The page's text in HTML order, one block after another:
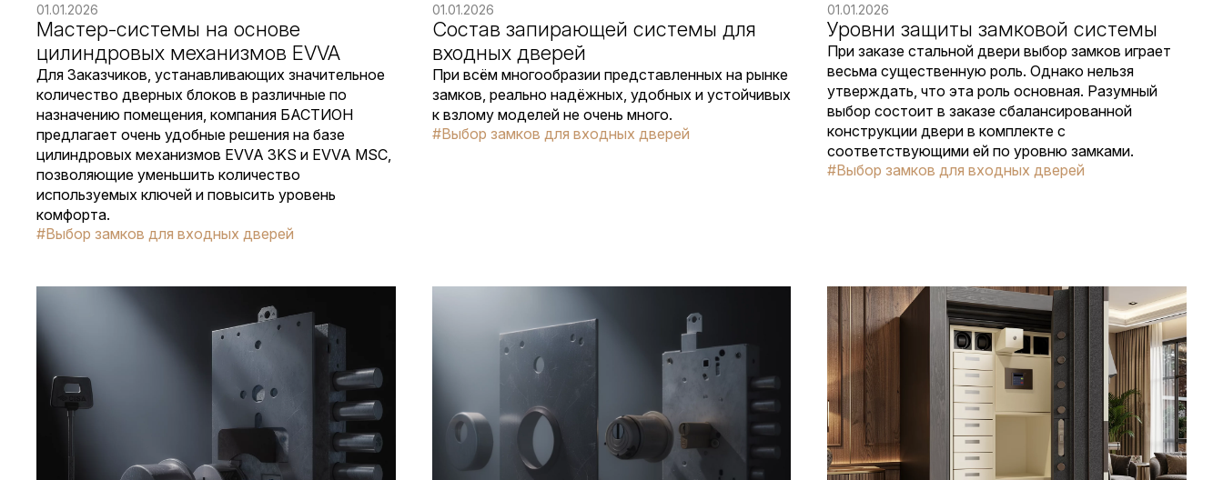
01.01.2026
Мастер-системы на основе
цилиндровых механизмов EVVA
Для Заказчиков, устанавливающих значительное
количество дверных блоков в различные по
назначению помещения, компания БАСТИОН
предлагает очень удобные решения на базе
цилиндровых механизмов EVVA 3KS и EVVA MSC,
позволяющие уменьшить количество
используемых ключей и повысить уровень
комфорта.
#Выбор замков для входных дверей
01.01.2026
Состав запирающей системы для
входных дверей
При всём многообразии представленных на рынке
замков, реально надёжных, удобных и устойчивых
к взлому моделей не очень много.
#Выбор замков для входных дверей
01.01.2026
Уровни защиты замковой системы
При заказе стальной двери выбор замков играет
весьма существенную роль. Однако нельзя
утверждать, что эта роль основная. Разумный
выбор состоит в заказе сбалансированной
конструкции двери в комплекте с
соответствующими ей по уровню замками.
#Выбор замков для входных дверей